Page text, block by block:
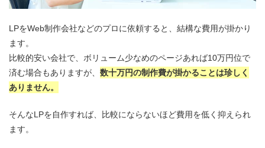
LPをWeb制作会社などのプロに依頼すると、結構な費用が掛かり
ます。
比較的安い会社で、ボリューム少なめのページあれば10万円位で
済む場合もありますが、 数十万円の制作費が掛かることは珍しく
ありません。
そんなLPを自作すれば、比較にならないほど費用を低く抑えられ
ます。